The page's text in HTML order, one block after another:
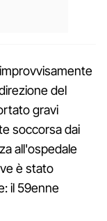
del
gravi
soccorsa dai
all'ospedale
è stato
il 59enne